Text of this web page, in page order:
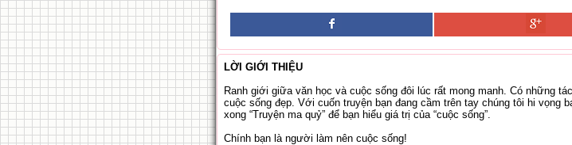
LỜI GIỚI THIỆU
Ranh giới giữa văn học và cuộc sống đôi lúc rất mong manh. Có những
cuộc sống đẹp. Với cuốn truyện bạn đang cầm trên tay chúng tôi hi vọng
xong “Truyện ma quỷ” để bạn hiểu giá trị của “cuộc sống”.
Chính bạn là người làm nên cuộc sống!